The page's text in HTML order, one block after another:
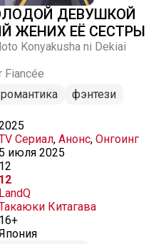
ДЕВУШКОЙ
ЖЕНИХ ЕЁ СЕСТРЫ
Konyakusha ni Dekiai
Fiancée
романтика фэнтези
Сериал, Анонс, Онгоинг
5 июля 2025
12
12
LandQ
Китагава
16+